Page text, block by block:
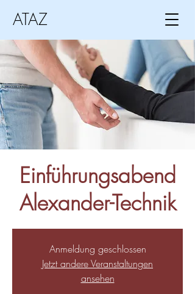
ATAZ
Einführungsabend
Alexander-Technik
Anmeldung geschlossen
Jetzt andere Veranstaltungen
ansehen